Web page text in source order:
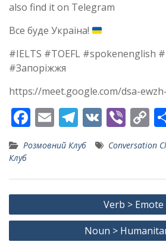
also find it on Telegram
Все буде Украіна!
#IELTS #TOEFL #spokenenglish
#Запоріжжя
https://meet.google.com/dsa-
F
e
b
o
o
E
m
ai
l
T
el
e
gr
a
m
V
K
Vi
er
C
p
y
Li
n
k
Розмовний Клуб Conversation
Клуб
Post
navigation
Verb > Emote
Noun >